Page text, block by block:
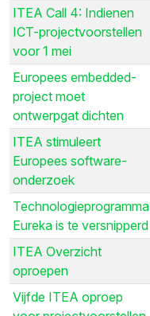
ITEA Call 4: Indienen
ICT-projectvoorstellen
voor 1 mei
Europees embedded-
project moet
ontwerpgat dichten
ITEA stimuleert
Europees software-
onderzoek
Technologieprogramma
Eureka is te versnipperd
ITEA Overzicht
oproepen
Vijfde ITEA oproep